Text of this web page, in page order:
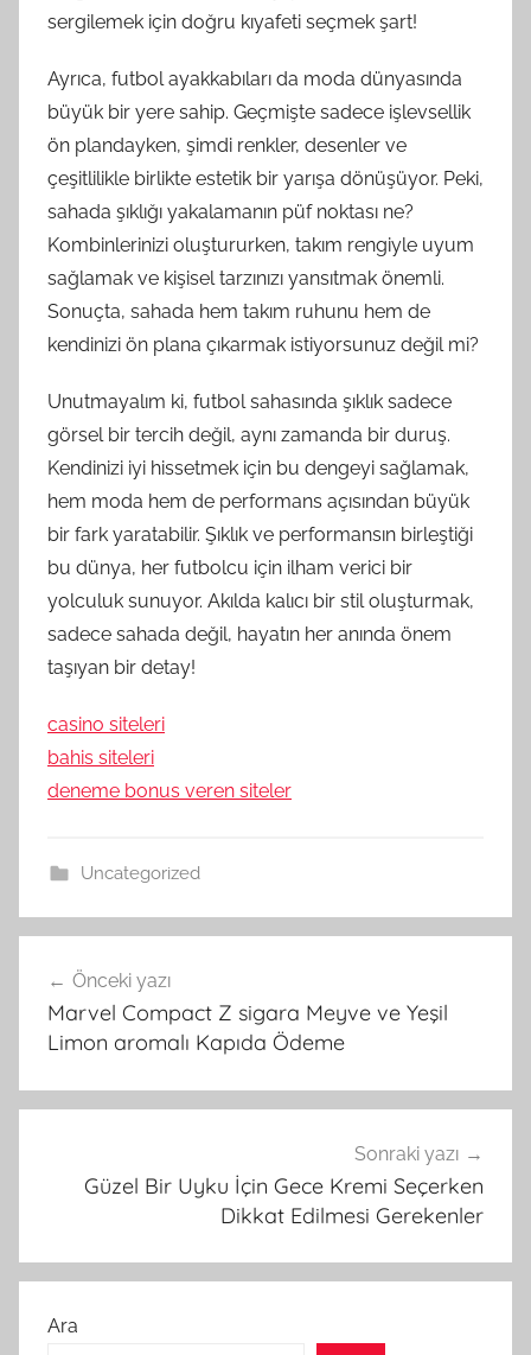
sergilemek için doğru kıyafeti seçmek şart!
Ayrıca, futbol ayakkabıları da moda dünyasında
büyük bir yere sahip. Geçmişte sadece işlevsellik
ön plandayken, şimdi renkler, desenler ve
çeşitlilikle birlikte estetik bir yarışa dönüşüyor. Peki,
sahada şıklığı yakalamanın püf noktası ne?
Kombinlerinizi oluştururken, takım rengiyle uyum
sağlamak ve kişisel tarzınızı yansıtmak önemli.
Sonuçta, sahada hem takım ruhunu hem de
kendinizi ön plana çıkarmak istiyorsunuz değil mi?
Unutmayalım ki, futbol sahasında şıklık sadece
görsel bir tercih değil, aynı zamanda bir duruş.
Kendinizi iyi hissetmek için bu dengeyi sağlamak,
hem moda hem de performans açısından büyük
bir fark yaratabilir. Şıklık ve performansın birleştiği
bu dünya, her futbolcu için ilham verici bir
yolculuk sunuyor. Akılda kalıcı bir stil oluşturmak,
sadece sahada değil, hayatın her anında önem
taşıyan bir detay!
casino siteleri
bahis siteleri
deneme bonus veren siteler
Uncategorized
gezinmesi
Önceki yazı
Marvel Compact Z sigara Meyve ve Yeşil
Limon aromalı Kapıda Ödeme
Sonraki yazı
Güzel Bir Uyku İçin Gece Kremi Seçerken
Dikkat Edilmesi Gerekenler
Ara